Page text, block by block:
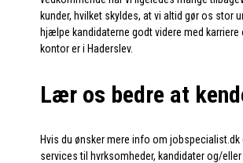
kunder, hvilket skyldes, at vi altid gør os stor
hjælpe kandidaterne godt videre med karriere
kontor er i Haderslev.
Lær os bedre at
Hvis du ønsker mere info om jobspecialist.dk
services til hvrksomheder, kandidater og/